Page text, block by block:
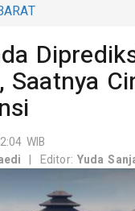
Saatnya
WIB
| Editor:Yuda